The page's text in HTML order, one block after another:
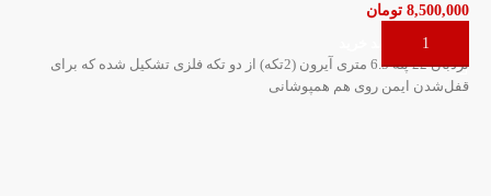
8,500,000 تومان
افزودن به سبد خرید
نردبان 22 پله 6.5 متری آیرون (2تکه) از دو تکه فلزی تشکیل شده که برای
قفل‌شدن ایمن روی هم همپوشانی